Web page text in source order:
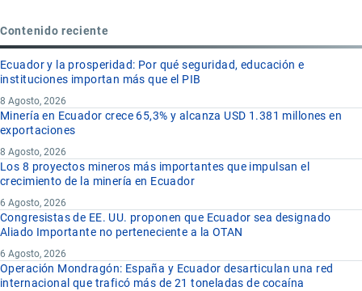
Contenido reciente
Ecuador y la prosperidad: Por qué seguridad, educación e
instituciones importan más que el PIB
8 Agosto, 2026
Minería en Ecuador crece 65,3% y alcanza USD 1.381 millones en
exportaciones
8 Agosto, 2026
Los 8 proyectos mineros más importantes que impulsan el
crecimiento de la minería en Ecuador
6 Agosto, 2026
Congresistas de EE. UU. proponen que Ecuador sea designado
Aliado Importante no perteneciente a la OTAN
6 Agosto, 2026
Operación Mondragón: España y Ecuador desarticulan una red
internacional que traficó más de 21 toneladas de cocaína